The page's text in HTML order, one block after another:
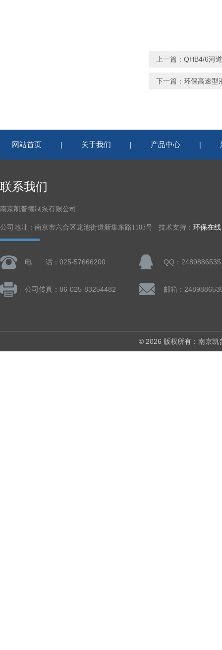
上一篇： QHB4/6河
下一篇： 环保高速型
网站首页 | 关于我们 | 产品中心 |
联系我们
南京凯普德制泵有限公司
公司地址：南京市六合区龙池街道新集东路1183号 技术支持： 环保在线
电 话：025-57666200 QQ：2489886535
公司传真：86-025-83254482 邮箱：
© 2026 版权所有：南京